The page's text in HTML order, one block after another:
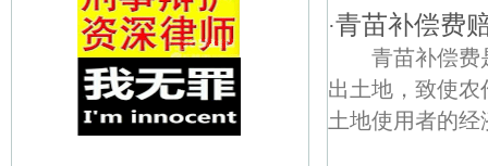
·青苗补偿费
青苗补偿费
出土地，致使
土地使用者的